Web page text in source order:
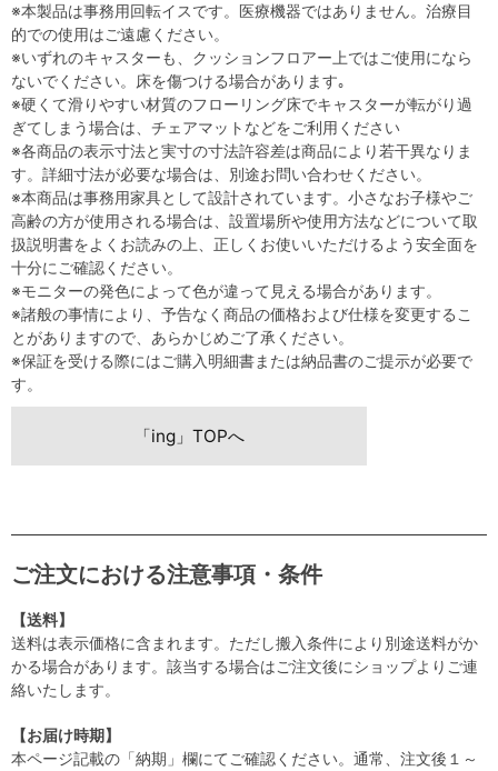
※本製品は事務用回転イスです。医療機器ではありません。治療目
的での使用はご遠慮ください。
※いずれのキャスターも、クッションフロアー上ではご使用になら
ないでください。床を傷つける場合があります｡
※硬くて滑りやすい材質のフローリング床でキャスターが転がり過
ぎてしまう場合は、チェアマットなどをご利用ください
※各商品の表示寸法と実寸の寸法許容差は商品により若干異なりま
す。詳細寸法が必要な場合は、別途お問い合わせください。
※本商品は事務用家具として設計されています。小さなお子様やご
高齢の方が使用される場合は、設置場所や使用方法などについて取
扱説明書をよくお読みの上、正しくお使いいただけるよう安全面を
十分にご確認ください。
※モニターの発色によって色が違って見える場合があります。
※諸般の事情により、予告なく商品の価格および仕様を変更するこ
とがありますので、あらかじめご了承ください。
※保証を受ける際にはご購入明細書または納品書のご提示が必要で
す。
「ing」TOPへ
ご注文における注意事項・条件
【送料】
送料は表示価格に含まれます。ただし搬入条件により別途送料がか
かる場合があります。該当する場合はご注文後にショップよりご連
絡いたします。
【お届け時期】
本ページ記載の「納期」欄にてご確認ください。通常、注文後１～